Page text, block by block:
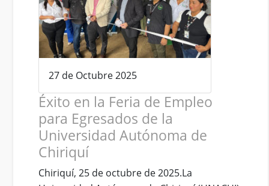
27 de Octubre 2025
Éxito en la Feria de Empleo
para Egresados de la
Universidad Autónoma de
Chiriquí
Chiriquí, 25 de octubre de 2025.La